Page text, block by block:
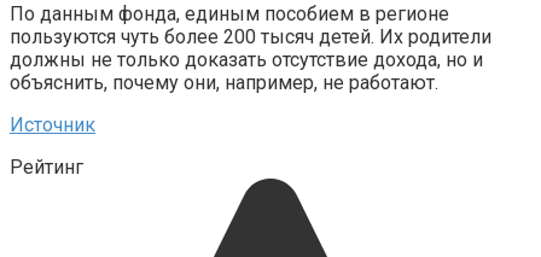
По данным фонда, единым пособием в регионе
пользуются чуть более 200 тысяч детей. Их родители
должны не только доказать отсутствие дохода, но и
объяснить, почему они, например, не работают.
Источник
Рейтинг